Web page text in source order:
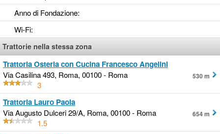
Anno di Fondazione:
Wi-Fi:
Trattorie nella stessa zona
Trattoria Osteria con Cucina Francesco Angelini
Via Casilina 493, Roma, 00100 - Roma
3
530 m
Trattoria Lauro Paola
Via Augusto Dulceri 29/A, Roma, 00100 - Roma
1.5
654 m